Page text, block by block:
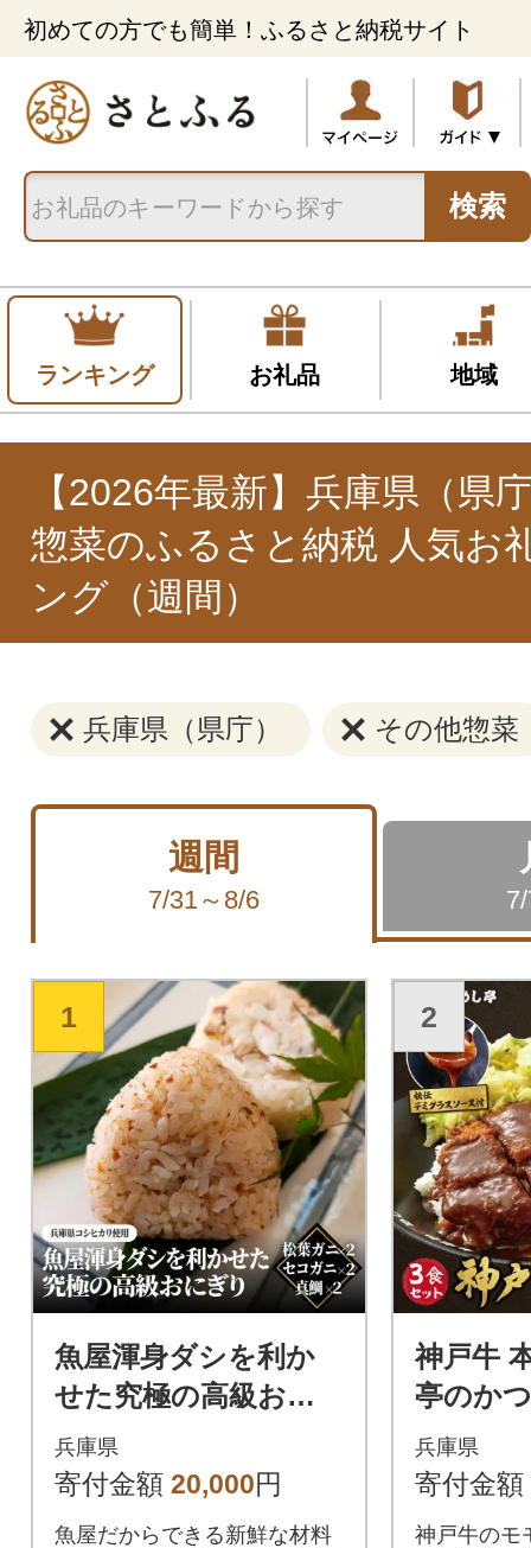
初めての方でも簡単！ふるさと納税サイト
検索
ランキング お礼品 地域
【2026年最新】兵庫県（県
惣菜のふるさと納税 人気お
ング（週間）
兵庫県（県庁） その他惣菜
週間
7/31～8/6
1
魚屋渾身ダシを利か
せた究極の高級おに
ぎり(松葉ガニ,セコガ
ニ,真鯛)6個 個包装 無
兵庫県
寄付金額 20,000円
魚屋だからできる新鮮な材料
2
神戸牛
亭のか
り)
兵庫県
寄付金額
神戸牛のモ